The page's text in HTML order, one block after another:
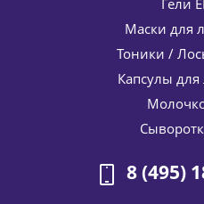
Гидро С интенсивная
fluid ELDAN
15 %
Гели
Маски для
Тоники /
Капсулы для
8 (495)